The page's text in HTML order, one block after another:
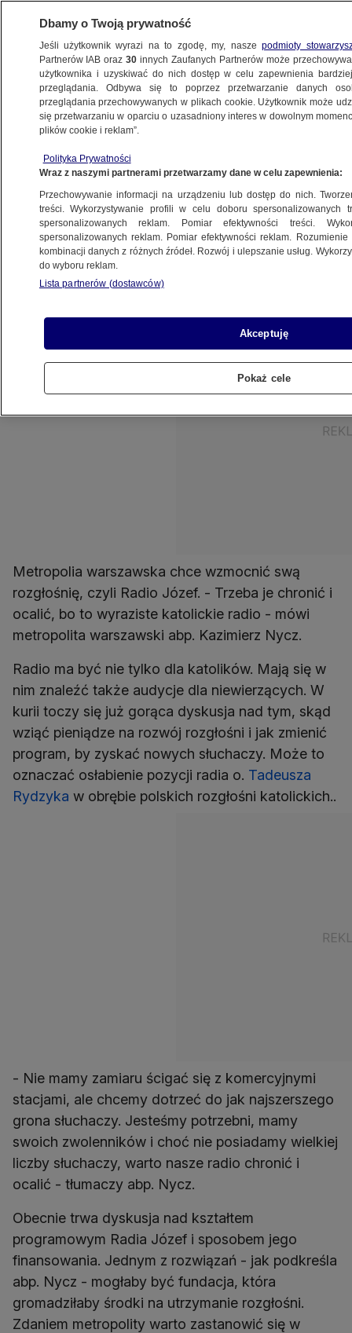
POLSKA
17.07.2007, 15:35Aktualizacja: 17.07.2007, 15:36
Udostępnij
Metropolita warszawski abp Kazimierz Nycz
chciałby, żeby Radio Józef trafiało do szerszego
grona odbiorców.
Metropolia warszawska chce wzmocnić swą
rozgłośnię, czyli Radio Józef. - Trzeba je chronić i
ocalić, bo to wyraziste katolickie radio - mówi
metropolita warszawski abp. Kazimierz Nycz.
Radio ma być nie tylko dla katolików. Mają się w
nim znaleźć także audycje dla niewierzących. W
kurii toczy się już gorąca dyskusja nad tym, skąd
wziąć pieniądze na rozwój rozgłośni i jak zmienić
program, by zyskać nowych słuchaczy. Może to
oznaczać osłabienie pozycji radia o. Tadeusza
Rydzyka w obrębie polskich rozgłośni katolickich..
- Nie mamy zamiaru ścigać się z komercyjnymi
stacjami, ale chcemy dotrzeć do jak najszerszego
grona słuchaczy. Jesteśmy potrzebni, mamy
swoich zwolenników i choć nie posiadamy wielkiej
liczby słuchaczy, warto nasze radio chronić i
ocalić - tłumaczy abp. Nycz.
Obecnie trwa dyskusja nad kształtem
programowym Radia Józef i sposobem jego
finansowania. Jednym z rozwiązań - jak podkreśla
abp. Nycz - mogłaby być fundacja, która
gromadziłaby środki na utrzymanie rozgłośni.
Zdaniem metropolity warto zastanowić się w
Dbamy o Twoją prywatność
Jeśli użytkownik wyrazi na to zgodę, my, naszepodmioty
Partnerów IAB oraz30 innych Zaufanych Partnerów może
użytkownika i uzyskiwać do nich dostęp w celu zapewnienia
przeglądania. Odbywa się to poprzez przetwarzanie danych
przeglądania przechowywanych w plikach cookie. Użytkownik może
się przetwarzaniu w oparciu o uzasadniony interes w dowolnym
plików cookie i reklam”.
Polityka Prywatności
Wraz z naszymi partnerami przetwarzamy dane w celu zapewnienia:
Przechowywanie informacji na urządzeniu lub dostęp do nich.
treści. Wykorzystywanie profili w celu doboru spersonalizowanych
spersonalizowanych reklam. Pomiar efektywności treści.
spersonalizowanych reklam. Pomiar efektywności reklam.
kombinacji danych z różnych źródeł. Rozwój i ulepszanie usług.
do wyboru reklam.
Lista partnerów (dostawców)
Akceptuję
Pokaż cele